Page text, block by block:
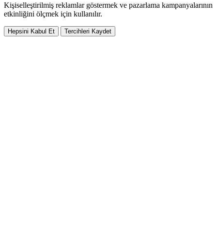
Kişiselleştirilmiş reklamlar göstermek ve pazarlama kampanyalarının
etkinliğini ölçmek için kullanılır.
Hepsini Kabul Et Tercihleri Kaydet